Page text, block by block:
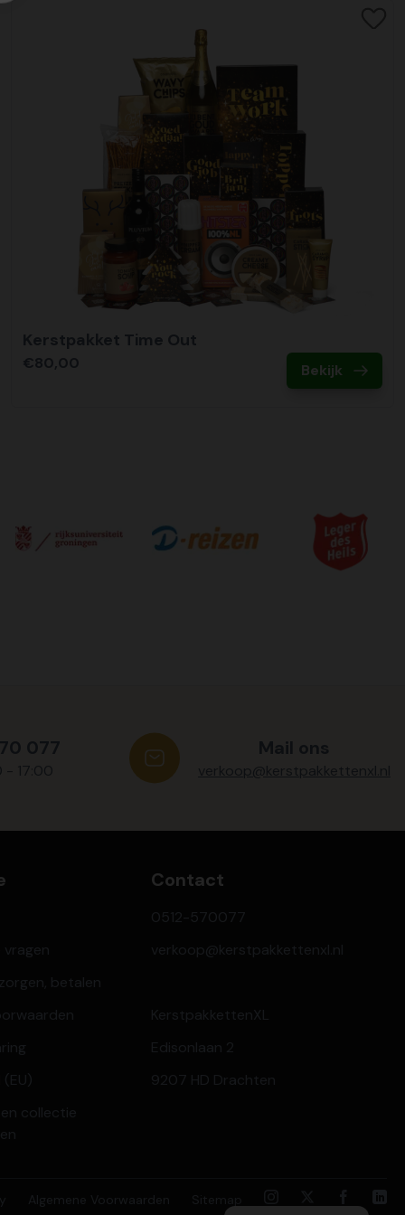
Kerstpakket Time Out
€80,00 Bekijk
077
- 17:00
Mail ons
verkoop@kerstpakkettenxl.nl
vragen
betalen
collectie
Contact
0512-570077
verkoop@kerstpakkettenxl.nl
KerstpakkettenXL
Edisonlaan 2
9207 HD Drachten
Algemene Voorwaarden Sitemap